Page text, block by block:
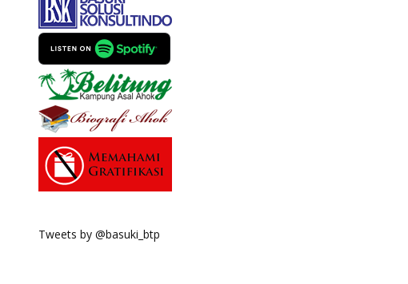
Tweets by @basuki_btp